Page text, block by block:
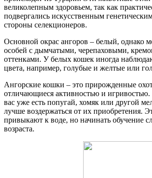
великолепным здоровьем, так как
подвергались искусственным
стороны селекционеров.
Основной окрас ангоров – белый, однако
особей с дымчатыми, черепаховыми,
оттенками. У белых кошек иногда
цвета, например, голубые и желтые или
Ангорские кошки – это прирожденные
отличающиеся активностью и игривостью.
вас уже есть попугай, хомяк или другой
лучше воздержаться от их приобретения.
привыкают к воде, но начинать обучение
возраста.